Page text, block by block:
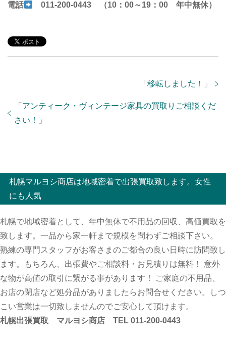
電話 011-200-0443 （10：00～19：00 年中無休）
「 移転しました！ 」
「 アンティーク・ヴィンテージ家具の買取りご相談くだ
さい！
」
札幌マルヨシ商店は地域密着で出張買取致します。女性
にも人気
札幌で地域密着として、年中無休で不用品の回収、高価買取を
致します。一品から家一軒まで規模を問わずご相談下さい。
熟練の専門スタッフがお客さまのご都合の良い日時に訪問致し
ます。もちろん、出張費やご相談料・お見積りは無料！ 意外
な物が高値の取引に繋がる事があります！ ご家庭の不用品、
お店の閉店など処分品がありましたらお問合せください。しつ
こい営業は一切致しませんのでご安心して頂けます。
札幌出張買取 マルヨシ商店 TEL 011-200-0443